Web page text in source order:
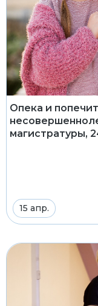
Опека и
магистратуры,
15 апр.